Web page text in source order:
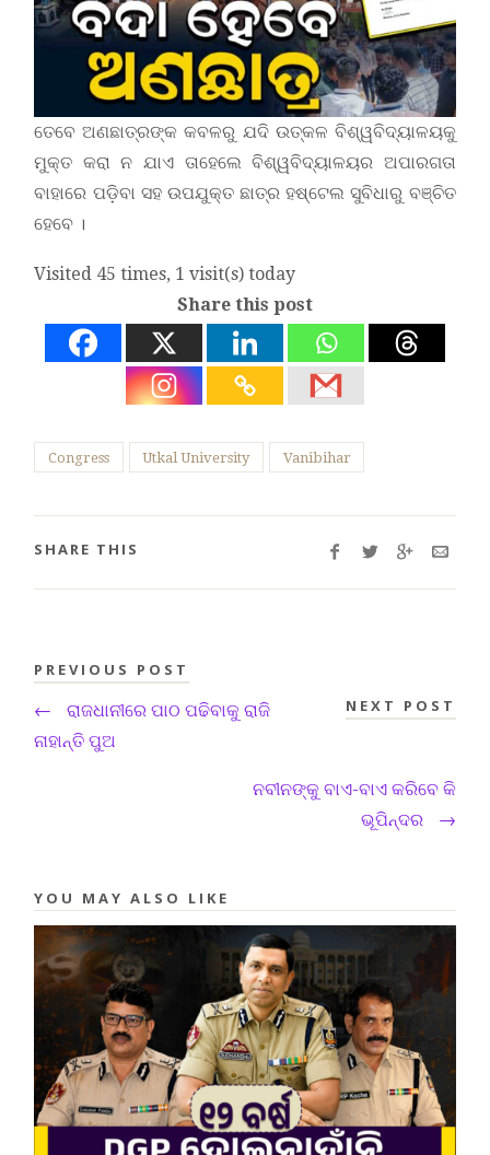
ତେବେ ଅଣଛାତ୍ରଙ୍କ କବଳରୁ ଯଦି ଉତ୍କଳ ବିଶ୍ୱବିଦ୍ୟାଳୟକୁ
ମୁକ୍ତ କରା ନ ଯାଏ ତାହେଲେ ବିଶ୍ୱବିଦ୍ୟାଳୟର ଅପାରଗତା
ବାହାରେ ପଡ଼ିବା ସହ ଉପଯୁକ୍ତ ଛାତ୍ର ହଷ୍ଟେଲ ସୁବିଧାରୁ ବଞ୍ଚିତ
ହେବେ ।
Visited 45 times, 1 visit(s) today
Share this post
Congress Utkal University Vanibihar
SHARE THIS
PREVIOUS POST
←
ରାଜଧାନୀରେ ପାଠ ପଢିବାକୁ ରାଜି
ନାହାନ୍ତି ପୁଅ
NEXT POST
ନବୀନଙ୍କୁ ବାଏ-ବାଏ କରିବେ କି
ଭୂପିନ୍ଦର
→
YOU MAY ALSO LIKE